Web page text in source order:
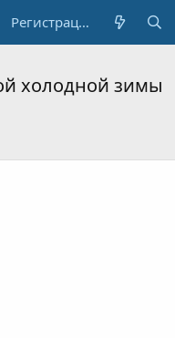
Регистрация
холодной зимы